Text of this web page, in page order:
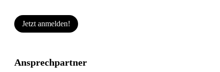
Jetzt anmelden!
Ansprechpartner